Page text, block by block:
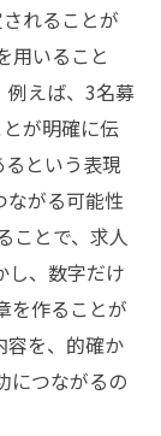
れることが
用いること
例えば、3名募
が明確に伝
という表現
ながる可能性
ことで、求人
し、数字だけ
を作ることが
容を、的確か
につながるの